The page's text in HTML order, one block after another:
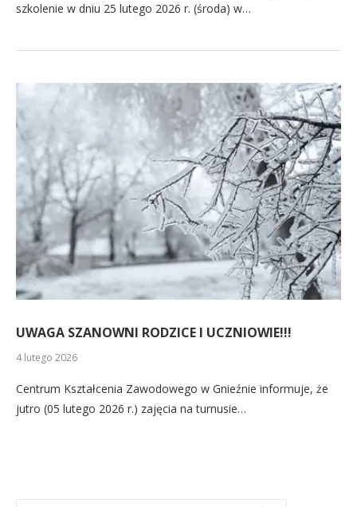
szkolenie w dniu 25 lutego 2026 r. (środa) w…
UWAGA SZANOWNI RODZICE I UCZNIOWIE!!!
4 lutego 2026
Centrum Kształcenia Zawodowego w Gnieźnie informuje, że
jutro (05 lutego 2026 r.) zajęcia na turnusie…